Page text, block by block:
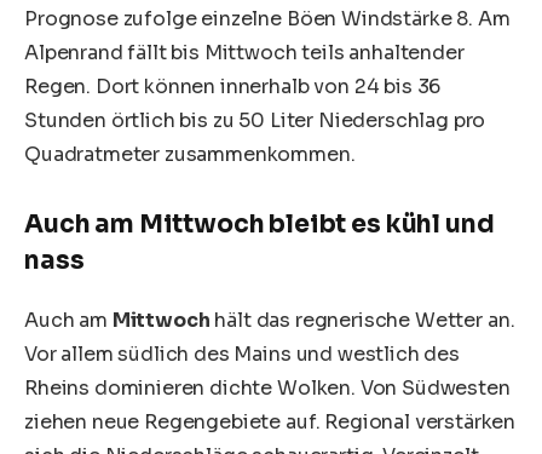
Prognose zufolge einzelne Böen Windstärke 8. Am
Alpenrand fällt bis Mittwoch teils anhaltender
Regen. Dort können innerhalb von 24 bis 36
Stunden örtlich bis zu 50 Liter Niederschlag pro
Quadratmeter zusammenkommen.
Auch am Mittwoch bleibt es kühl und
nass
Auch am Mittwoch hält das regnerische Wetter an.
Vor allem südlich des Mains und westlich des
Rheins dominieren dichte Wolken. Von Südwesten
ziehen neue Regengebiete auf. Regional verstärken